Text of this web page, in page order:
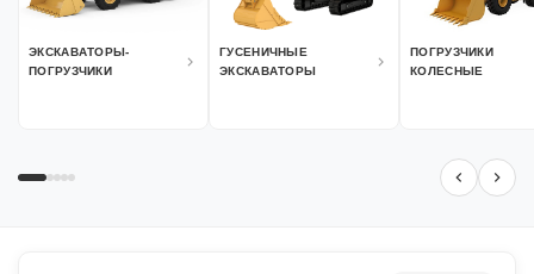
ЭКСКАВАТОРЫ-
ПОГРУЗЧИКИ
ГУСЕНИЧНЫЕ
ЭКСКАВАТОРЫ
ПОГРУЗЧИКИ
КОЛЕСНЫЕ